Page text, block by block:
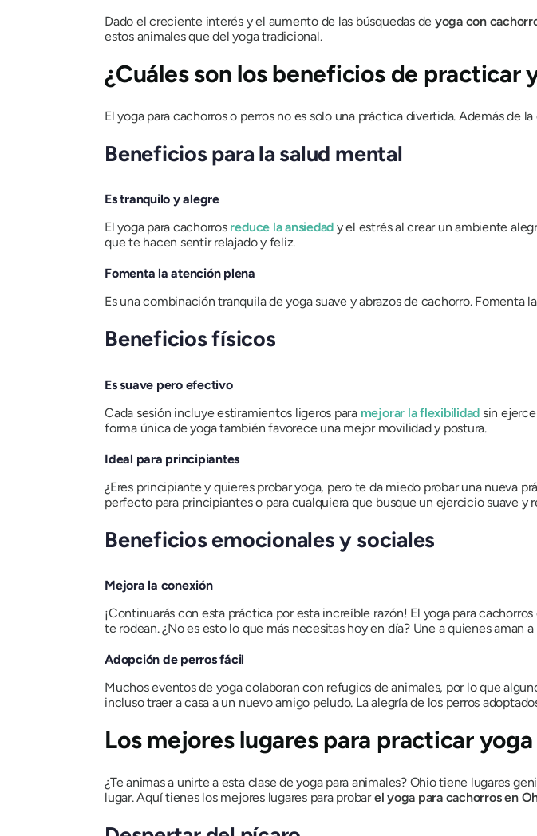
Dado el creciente interés y el aumento de las búsquedas de yoga con
estos animales que del yoga tradicional.
¿Cuáles son los beneficios de practicar
El yoga para cachorros o perros no es solo una práctica divertida. Además
Beneficios para la salud mental
Es tranquilo y alegre
El yoga para cachorros reduce la ansiedad y el estrés al crear un ambiente
que te hacen sentir relajado y feliz.
Fomenta la atención plena
Es una combinación tranquila de yoga suave y abrazos de cachorro. Fomenta
Beneficios físicos
Es suave pero efectivo
Cada sesión incluye estiramientos ligeros para mejorar la flexibilidad sin
forma única de yoga también favorece una mejor movilidad y postura.
Ideal para principiantes
¿Eres principiante y quieres probar yoga, pero te da miedo probar una nueva
perfecto para principiantes o para cualquiera que busque un ejercicio suave y
Beneficios emocionales y sociales
Mejora la conexión
¡Continuarás con esta práctica por esta increíble razón! El yoga para
te rodean. ¿No es esto lo que más necesitas hoy en día? Une a quienes aman
Adopción de perros fácil
Muchos eventos de yoga colaboran con refugios de animales, por lo que
incluso traer a casa a un nuevo amigo peludo. La alegría de los perros
Los mejores lugares para practicar
¿Te animas a unirte a esta clase de yoga para animales? Ohio tiene lugares
lugar. Aquí tienes los mejores lugares para probarel yoga para cachorros en